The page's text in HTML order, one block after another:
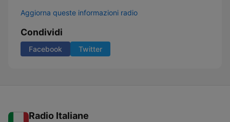
Aggiorna queste informazioni radio
Condividi
Facebook Twitter
Radio Italiane